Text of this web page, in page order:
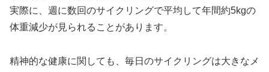
実際に、週に数回のサイクリングで平均して年間約5kgの
体重減少が見られることがあります。
精神的な健康に関しても、毎日のサイクリングは大きなメ